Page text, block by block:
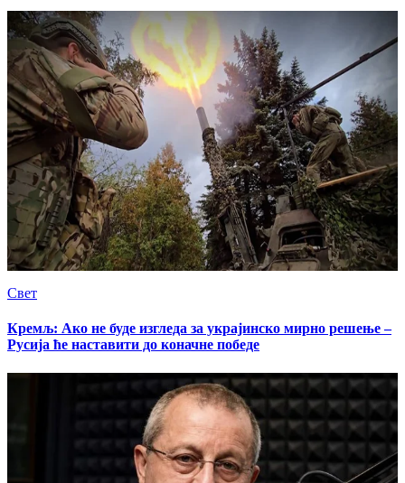
Свет
Кремљ: Ако не буде изгледа за украјинско мирно решење –
Русија ће наставити до коначне победе